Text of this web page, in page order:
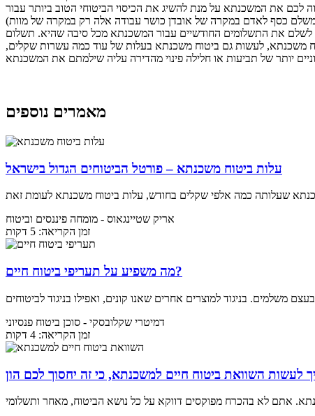
לכם את המשכנתא על מנת להשיג את הכיסוי הביטוחי הטוב ביותר עבור
לשלם את התשלומים החודשיים עבור המשכנתא מכל סיבה שהיא. תשלום
משכנתא, לעשות גם ביטוח משכנתא בעלות של עוד כמה עשרות שקלים,
מאמרים נוספים
עלות ביטוח משכנתא – פורטל הביטוחים הגדול בישראל
אריק שטיינגאוס - מומחה פיננסים וביטוח
זמן הקריאה: 5 דקות
מה משפיע על תעריפי ביטוח חיים?
דמיטרי שקלובסקי - סוכן ביטוח פנסיוני
זמן הקריאה: 4 דקות
לעשות השוואת ביטוח חיים למשכנתא, כי זה יחסוך לכם הון